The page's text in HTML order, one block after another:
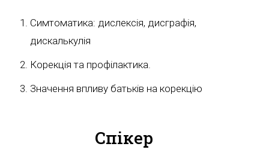
Симтоматика: дислексія, дисграфія,
дискалькулія
Корекція та профілактика.
Значення впливу батьків на корекцію
Спікер